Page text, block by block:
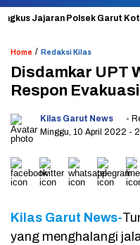
Jajaran Polsek Garut Kota
Home / Redaksi Kilas
Disdamkar UPT
Respon
Kilas Garut News
-
Minggu, 10 April 2022 -
Kilas Garut News-
yang menghalangi